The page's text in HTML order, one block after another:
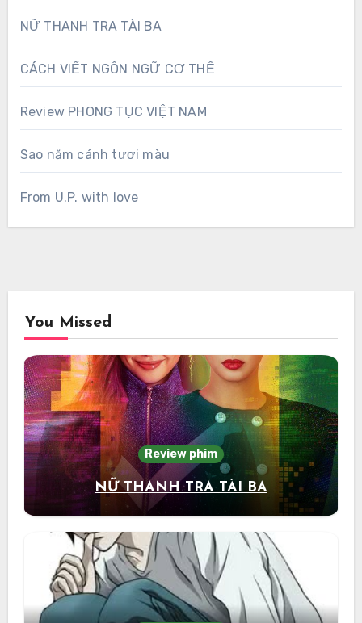
NỮ THANH TRA TÀI BA
CÁCH VIẾT NGÔN NGỮ CƠ THỂ
Review PHONG TỤC VIỆT NAM
Sao năm cánh tươi màu
From U.P. with love
You Missed
Review phim
NỮ THANH TRA TÀI BA